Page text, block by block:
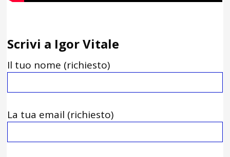
Scrivi a Igor Vitale
Il tuo nome (richiesto)
La tua email (richiesto)